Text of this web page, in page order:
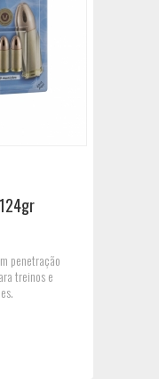
penetração
treinos e